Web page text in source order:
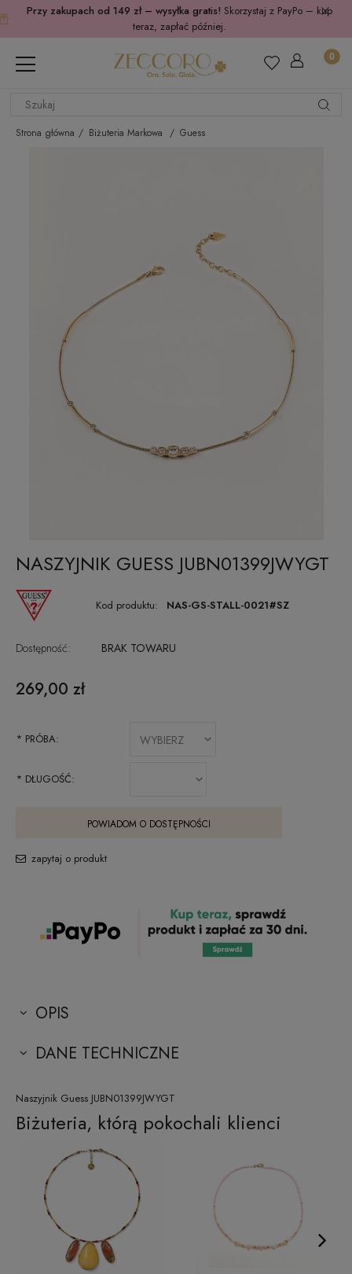
Przy zakupach od 149 zł – wysyłka gratis! Skorzystaj z PayPo – kup
teraz, zapłać później.
Strona główna Biżuteria Markowa Guess
NASZYJNIK GUESS JUBN01399JWYGT
Kod produktu: NAS-GS-STALL-0021#SZ
Dostępność: BRAK TOWARU
269,00 zł
* PRÓBA:
* DŁUGOŚĆ:
POWIADOM O DOSTĘPNOŚCI
zapytaj o produkt
OPIS
DANE TECHNICZNE
Naszyjnik Guess JUBN01399JWYGT
Biżuteria, którą pokochali klienci